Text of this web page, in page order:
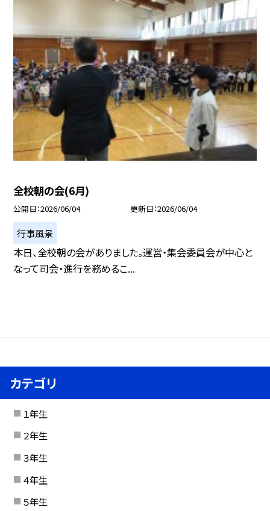
全校朝の会(6月)
公開日 2026/06/04 更新日 2026/06/04
行事風景
本日、全校朝の会がありました。運営・集会委員会が中心と
なって司会・進行を務めるこ...
カテゴリ
１年生
２年生
３年生
４年生
５年生